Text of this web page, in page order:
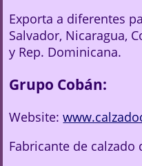
Exporta a diferentes
Salvador, Nicaragua,
y Rep. Dominicana.
Grupo Cobán:
Website:
Fabricante de calzado